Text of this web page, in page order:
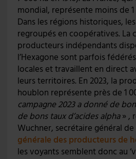
mondial, représente moins de 1
Dans les régions historiques,
regroupés en coopératives. La
producteurs indépendants
l’Hexagone sont parfois
locales et travaillent en direct
leurs territoires. En 2023, la
houblon représente près de 1
campagne 2023 a donné de
de bons taux d’acides alpha» ,
Wuchner, secrétaire général de
générale des producteurs de
les voyants semblent donc au